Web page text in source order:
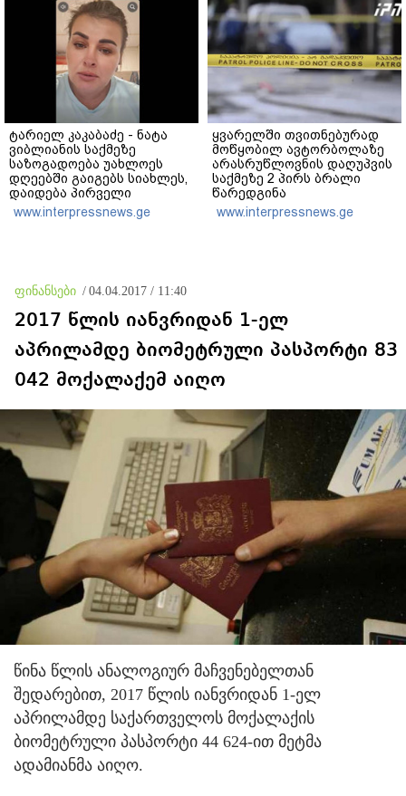
დანაშაულს" - ირაკლი
კობახიძე
ტარიელ კაკაბაძე - ნატა
ვიბლიანის საქმეზე
საზოგადოება უახლოეს
დღეებში გაიგებს სიახლეს,
დაიდება პირველი
მნიშვნელოვანი შედეგი და
ოფიციალურად ცნობენ
www.interpressnews.ge
ყვარელში თვითნებურად
მოწყობილ ავტორბოლაზე
არასრუწლოვნის დაღუპვის
საქმეზე 2 პირს ბრალი
წარედგინა
www.interpressnews.ge
ფინანსები / 04.04.2017 / 11:40
2017 წლის იანვრიდან 1-ელ
აპრილამდე ბიომეტრული პასპორტი 83
042 მოქალაქემ აიღო
წინა წლის ანალოგიურ მაჩვენებელთან
შედარებით, 2017 წლის იანვრიდან 1-ელ
აპრილამდე საქართველოს მოქალაქის
ბიომეტრული პასპორტი 44 624-ით მეტმა
ადამიანმა აიღო.